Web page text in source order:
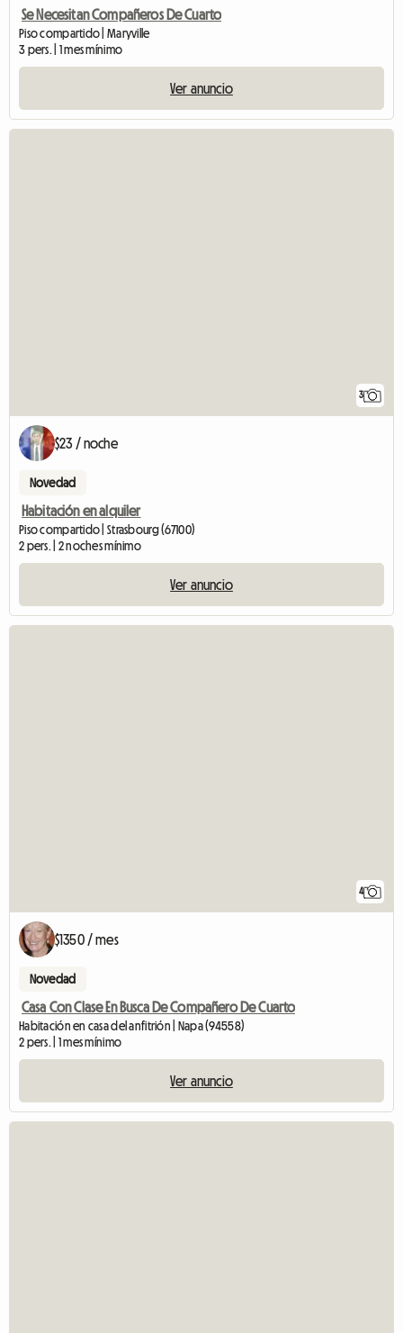
Se Necesitan Compañeros De Cuarto
Piso compartido | Maryville
3 pers. | 1 mes mínimo
Ver anuncio
3
$23 / noche
Novedad
Habitación en alquiler
Piso compartido | Strasbourg (67100)
2 pers. | 2 noches mínimo
Ver anuncio
4
$1350 / mes
Novedad
Casa Con Clase En Busca De Compañero De Cuarto
Habitación en casa del anfitrión | Napa (94558)
2 pers. | 1 mes mínimo
Ver anuncio